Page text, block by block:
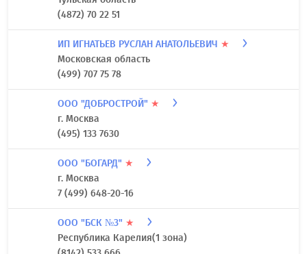
(4872) 70 22 51
ИП ИГНАТЬЕВ РУСЛАН АНАТОЛЬЕВИЧ ★
Московская область
(499) 707 75 78
ООО "ДОБРОСТРОЙ" ★
г. Москва
(495) 133 7630
ООО "БОГАРД" ★
г. Москва
7 (499) 648-20-16
ООО "БСК №3" ★
Республика Карелия(1 зона)